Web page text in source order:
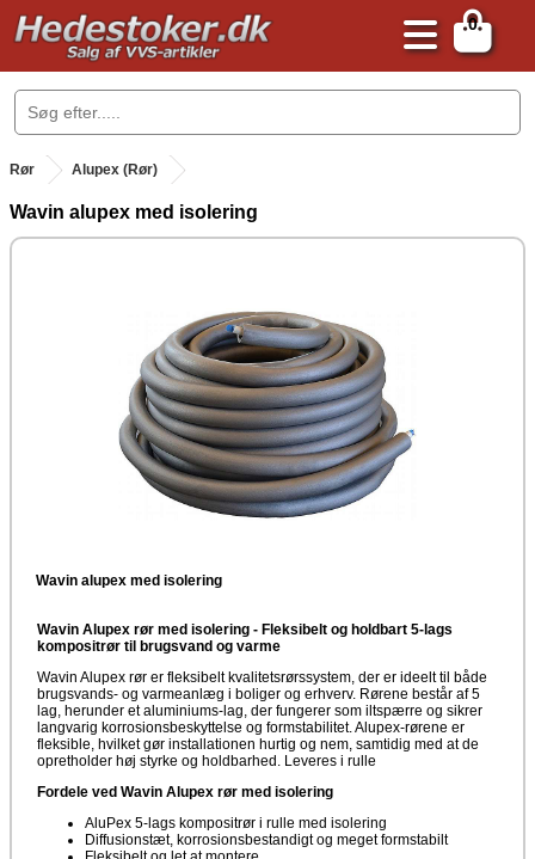
0
.
Rør Alupex (Rør)
Wavin alupex med isolering
Wavin alupex med isolering
Wavin Alupex rør med isolering - Fleksibelt og holdbart 5-lags
kompositrør til brugsvand og varme
Wavin Alupex rør er fleksibelt kvalitetsrørssystem, der er ideelt til både
brugsvands- og varmeanlæg i boliger og erhverv. Rørene består af 5
lag, herunder et aluminiums-lag, der fungerer som iltspærre og sikrer
langvarig korrosionsbeskyttelse og formstabilitet. Alupex-rørene er
fleksible, hvilket gør installationen hurtig og nem, samtidig med at de
opretholder høj styrke og holdbarhed. Leveres i rulle
Fordele ved Wavin Alupex rør med isolering
AluPex 5-lags kompositrør i rulle med isolering
Diffusionstæt, korrosionsbestandigt og meget formstabilt